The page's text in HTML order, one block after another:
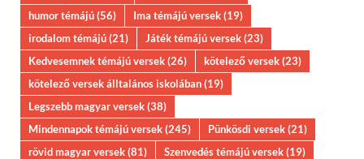
humor témájú(56) Ima témájú versek(19)
irodalom témájú(21) Játék témájú versek(23)
Kedvesemnek témájú versek(26) kötelező versek(23)
kötelező versek álltalános iskolában(19)
Legszebb magyar versek(38)
Mindennapok témájú versek(245) Pünkösdi versek(21)
rövid magyar versek(81) Szenvedés témájú versek(19)